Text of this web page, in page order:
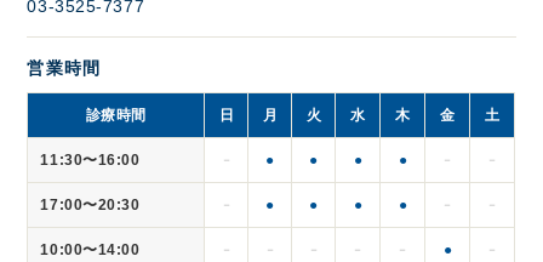
03-3525-7377
営業時間
診療時間 日 月 火 水 木 金 土
11:30〜16:00 － ● ● ● ● － －
17:00〜20:30 － ● ● ● ● － －
10:00〜14:00 － － － － － ● －